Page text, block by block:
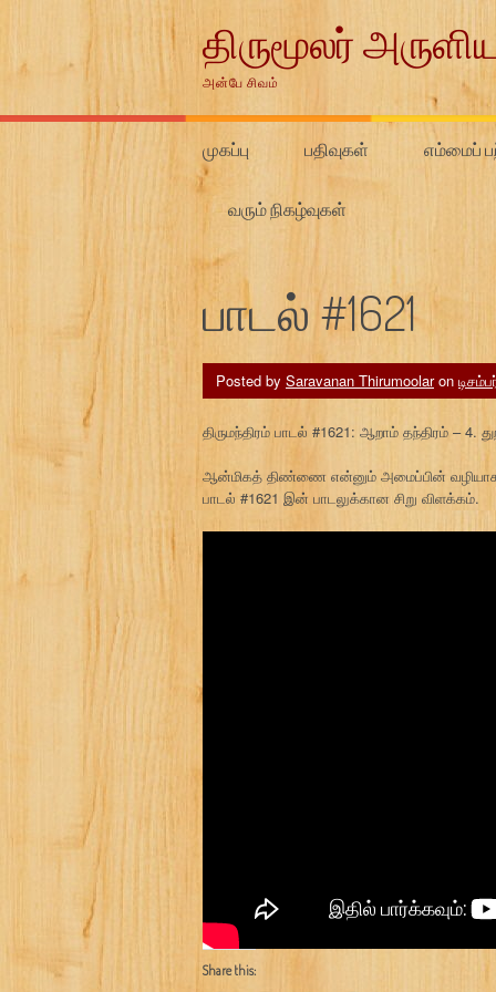
திருமூலர்
அன்பே சிவம்
முகப்பு பதிவுகள் எம்மைப்
வரும் நிகழ்வுகள்
பாடல் #1621
Posted by Saravanan Thirumoolaron
திருமந்திரம் பாடல் #1621: ஆறாம் தந்திரம் – 4.
ஆன்மிகத் திண்ணை என்னும் அமைப்பின் வழியாக
பாடல் #1621 இன் பாடலுக்கான சிறு விளக்கம்.
Share this: